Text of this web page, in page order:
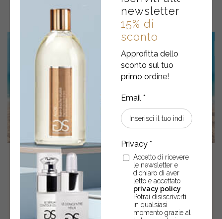
newsletter
15% di
sconto
Approfitta dello
sconto sul tuo
primo ordine!
Accetto di ricevere
le newsletter e
dichiaro di aver
letto e accettato
privacy policy
Potrai disiscriverti
in qualsiasi
momento grazie al
2025
TABOGA MEDITERRANEAN
SUN: LA VISIONE SOLARE
AVANZATA